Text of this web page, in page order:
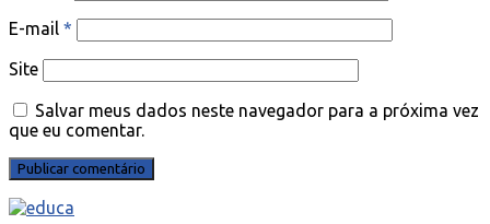
E-mail *
Site
Salvar meus dados neste navegador para a próxima vez
que eu comentar.